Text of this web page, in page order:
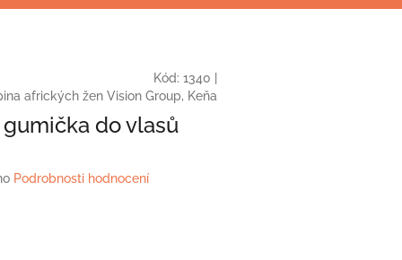
Kód: 1340
afrických žen Vision Group, Keňa
do vlasů
Podrobnosti hodnocení